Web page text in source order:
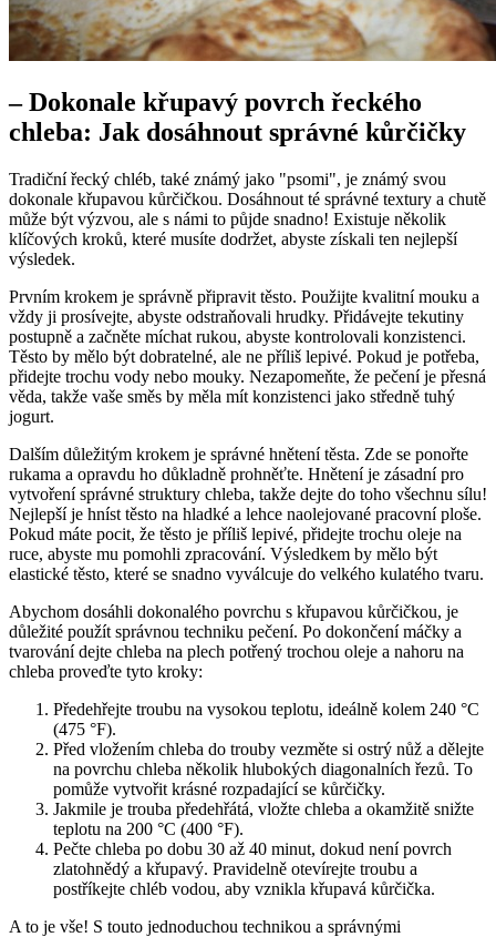
– Dokonale křupavý povrch řeckého
chleba: Jak dosáhnout správné kůrčičky
Tradiční řecký chléb, také známý jako "psomi", je známý svou
dokonale křupavou kůrčičkou. Dosáhnout té správné textury a chutě
může být výzvou, ale s námi to půjde snadno! Existuje několik
klíčových kroků, které musíte dodržet, abyste získali ten nejlepší
výsledek.
Prvním krokem je správně připravit těsto. Použijte kvalitní mouku a
vždy ji prosívejte, abyste odstraňovali hrudky. Přidávejte tekutiny
postupně a začněte míchat rukou, abyste kontrolovali konzistenci.
Těsto by mělo být dobratelné, ale ne příliš lepivé. Pokud je potřeba,
přidejte trochu vody nebo mouky. Nezapomeňte, že pečení je přesná
věda, takže vaše směs by měla mít konzistenci jako středně tuhý
jogurt.
Dalším důležitým krokem je správné hnětení těsta. Zde se ponořte
rukama a opravdu ho důkladně prohněťte. Hnětení je zásadní pro
vytvoření správné struktury chleba, takže dejte do toho všechnu sílu!
Nejlepší je hníst těsto na hladké a lehce naolejované pracovní ploše.
Pokud máte pocit, že těsto je příliš lepivé, přidejte trochu oleje na
ruce, abyste mu pomohli zpracování. Výsledkem by mělo být
elastické těsto, které se snadno vyválcuje do velkého kulatého tvaru.
Abychom dosáhli dokonalého povrchu s křupavou kůrčičkou, je
důležité použít správnou techniku pečení. Po dokončení máčky a
tvarování dejte chleba na plech potřený trochou oleje a nahoru na
chleba proveďte tyto kroky:
Předehřejte troubu na vysokou teplotu, ideálně kolem 240 °C
(475 °F).
Před vložením chleba do trouby vezměte si ostrý nůž a dělejte
na povrchu chleba několik hlubokých diagonalních řezů. To
pomůže vytvořit krásné rozpadající se kůrčičky.
Jakmile je trouba předehřátá, vložte chleba a okamžitě snižte
teplotu na 200 °C (400 °F).
Pečte chleba po dobu 30 až 40 minut, dokud není povrch
zlatohnědý a křupavý. Pravidelně otevírejte troubu a
postříkejte chléb vodou, aby vznikla křupavá kůrčička.
A to je vše! S touto jednoduchou technikou a správnými